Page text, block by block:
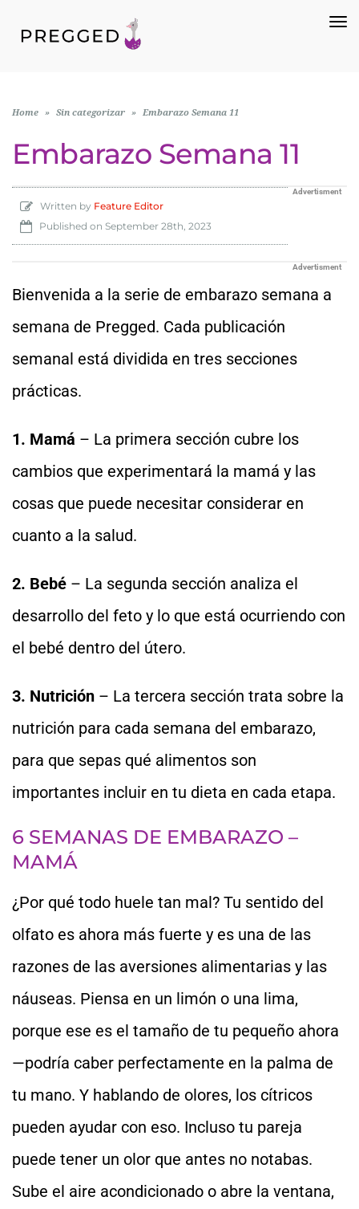
Home » Sin categorizar » Embarazo Semana 11
Embarazo Semana 11
Advertisment
Written by Feature Editor
Published on September 28th, 2023
Advertisment
Bienvenida a la serie de embarazo semana a
semana de Pregged. Cada publicación
semanal está dividida en tres secciones
prácticas.
1. Mamá – La primera sección cubre los
cambios que experimentará la mamá y las
cosas que puede necesitar considerar en
cuanto a la salud.
2. Bebé – La segunda sección analiza el
desarrollo del feto y lo que está ocurriendo con
el bebé dentro del útero.
3. Nutrición – La tercera sección trata sobre la
nutrición para cada semana del embarazo,
para que sepas qué alimentos son
importantes incluir en tu dieta en cada etapa.
6 SEMANAS DE EMBARAZO –
MAMÁ
¿Por qué todo huele tan mal? Tu sentido del
olfato es ahora más fuerte y es una de las
razones de las aversiones alimentarias y las
náuseas. Piensa en un limón o una lima,
porque ese es el tamaño de tu pequeño ahora
—podría caber perfectamente en la palma de
tu mano. Y hablando de olores, los cítricos
pueden ayudar con eso. Incluso tu pareja
puede tener un olor que antes no notabas.
Sube el aire acondicionado o abre la ventana,